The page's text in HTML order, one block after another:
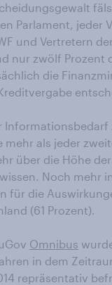
Parlament, jeder
und Vertretern
nur zwölf Prozent
die
Informationsbedarf
als jeder
über die Höhe
Noch mehr
für die
(61 Prozent).
Omnibus
in dem
repräsentativ